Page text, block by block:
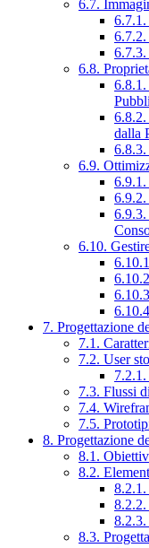
6.7.
6.7.1.
6.8.
dalla
6.8.3.
6.9.
6.9.3.
6.10.
7. Progettazione
7.1.
7.2. User
7.3. Flussi
7.4.
7.5.
8. Progettazione
8.1.
8.2.
8.3.